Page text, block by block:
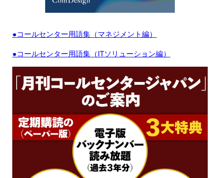
●コールセンター用語集（マネジメント編）
●コールセンター用語集（ITソリューション編）